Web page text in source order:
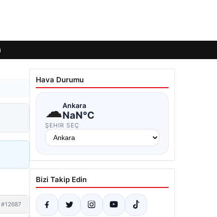
#12687
Hava Durumu
☁Ankara
NaN°C
ŞEHIR SEÇ
Bizi Takip Edin